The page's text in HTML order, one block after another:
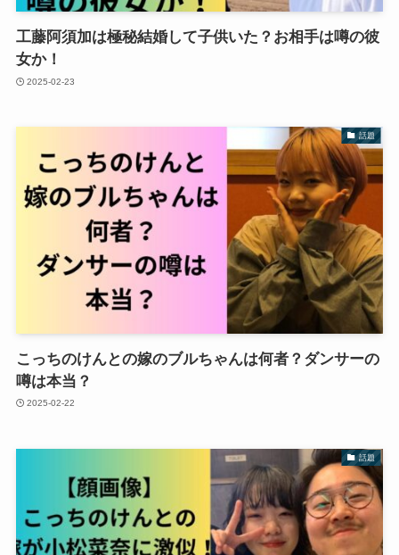
工藤阿須加は極秘結婚して子供いた？お相手は噂の彼
女か！
2025-02-23
話題
こっちのけんとの嫁のブルちゃんは何者？ダンサーの
噂は本当？
2025-02-22
話題